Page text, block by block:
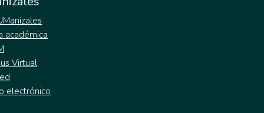
académica
Virtual
electrónico